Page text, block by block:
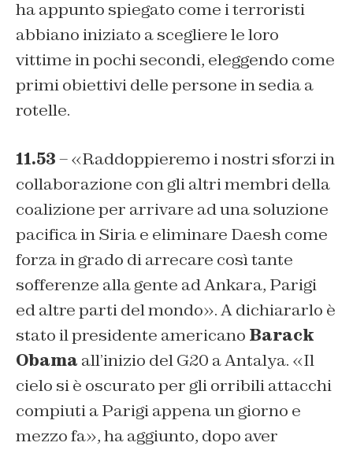
ha appunto spiegato come i terroristi
abbiano iniziato a scegliere le loro
vittime in pochi secondi, eleggendo come
primi obiettivi delle persone in sedia a
rotelle.
11.53– «Raddoppieremo i nostri sforzi in
collaborazione con gli altri membri della
coalizione per arrivare ad una soluzione
pacifica in Siria e eliminare Daesh come
forza in grado di arrecare così tante
sofferenze alla gente ad Ankara, Parigi
ed altre parti del mondo». A dichiararlo è
stato il presidente americano Barack
Obama all’inizio delG20 a Antalya. «Il
cielo si è oscurato per gli orribili attacchi
compiuti a Parigi appena un giorno e
mezzo fa», ha aggiunto, dopo aver